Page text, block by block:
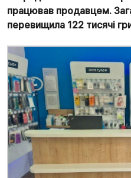
працював продавцем.
перевищила 122 тисячі